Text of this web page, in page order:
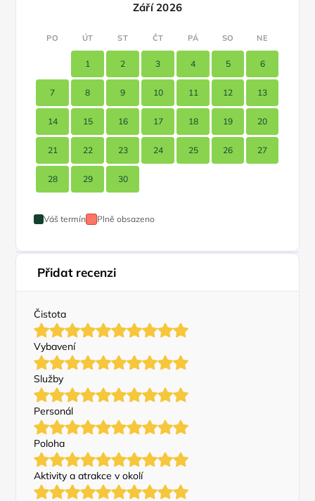
Září 2026
PO ÚT ST ČT PÁ SO NE
1 2 3 4 5 6
7 8 9 10 11 12 13
14 15 16 17 18 19 20
21 22 23 24 25 26 27
28 29 30
Váš termín Plně obsazeno
Přidat recenzi
Čistota
Vybavení
Služby
Personál
Poloha
Aktivity a atrakce v okolí